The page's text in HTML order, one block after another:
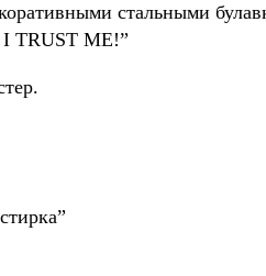
стальными
TRUST ME!”